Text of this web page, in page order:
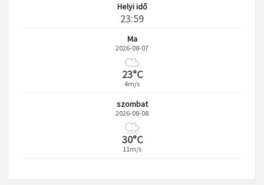
Helyi idő
23:59
Ma
2026-08-07
23°C
4m/s
szombat
2026-08-08
30°C
11m/s